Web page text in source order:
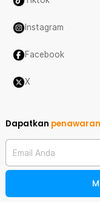
Instagram
Facebook
X
Dapatkan
Email Anda